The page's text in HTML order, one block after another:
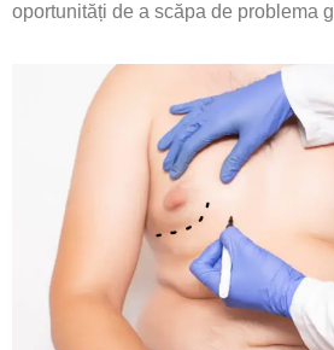
oportunități de a scăpa de problema